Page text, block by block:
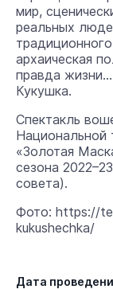
мир,
реальных
архаическая
правда
Кукушка.
Спектакль
Национальной
«Золотая
сезона
совета).
Фото: https://
kukushechka/
Дата